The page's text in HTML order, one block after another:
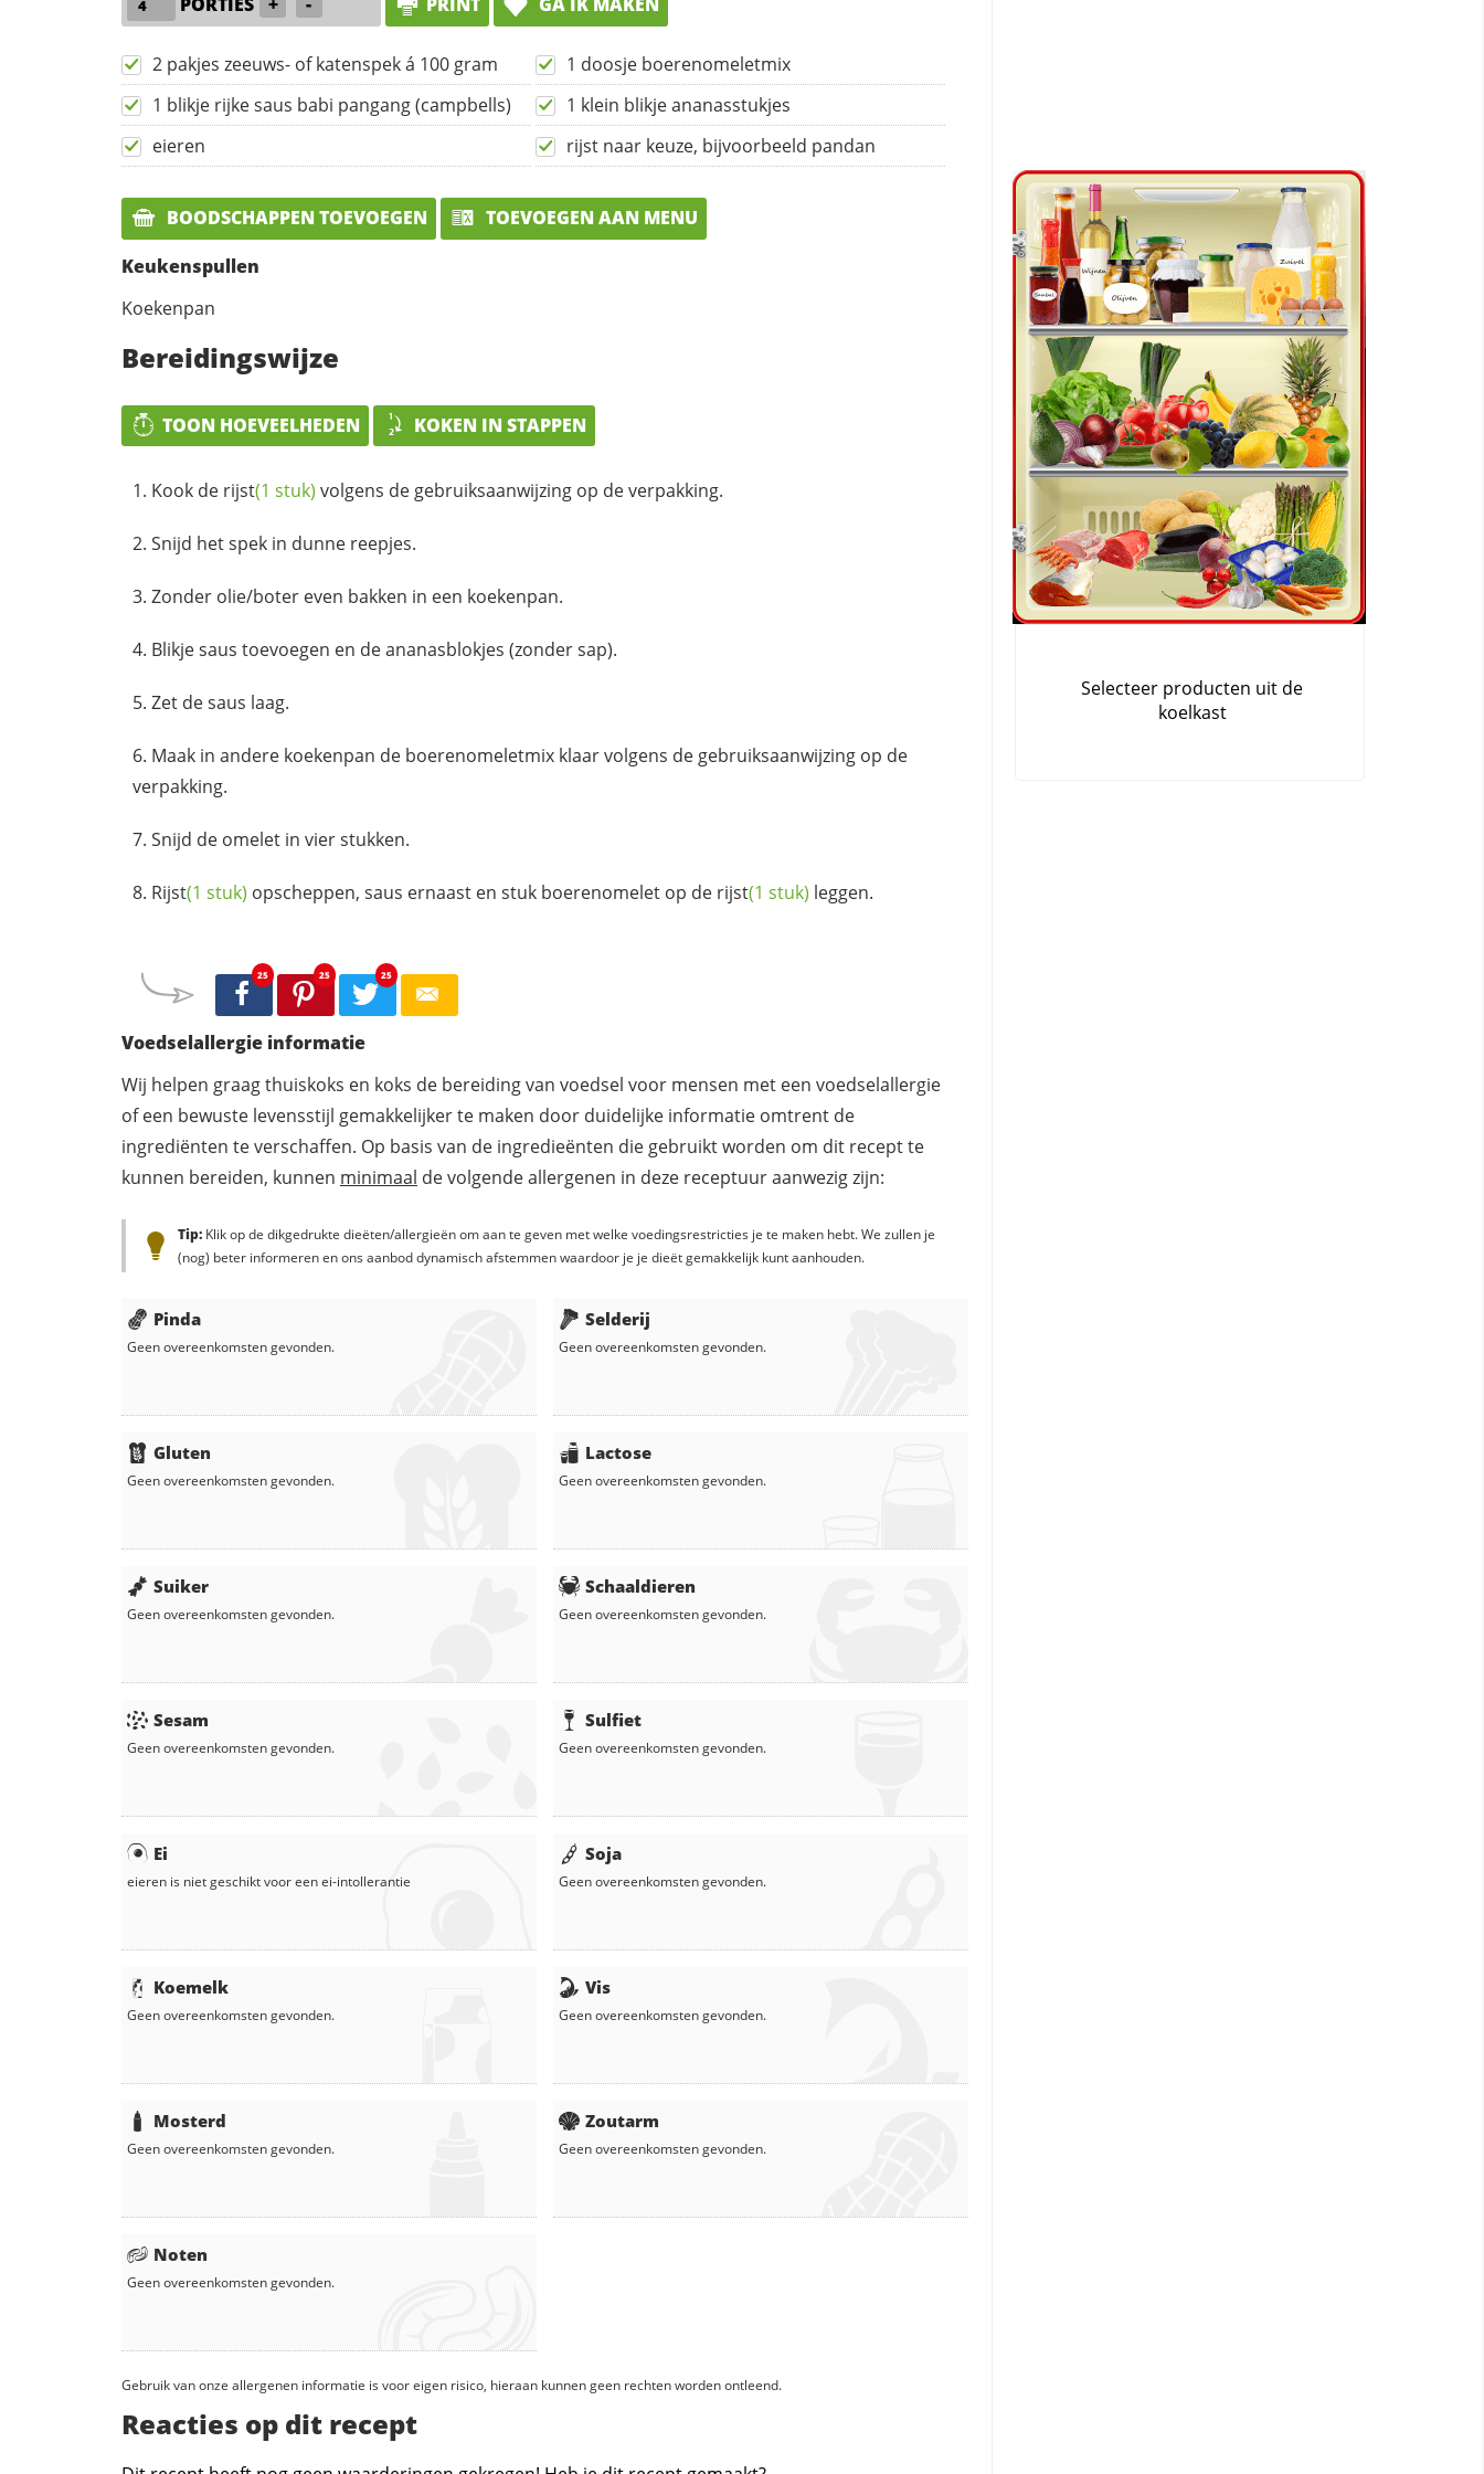
2 pakjes zeeuws- of katenspek á 100 gram
1 doosje boerenomeletmix
1 blikje rijke saus babi pangang (campbells)
1 klein blikje ananasstukjes
eieren
rijst naar keuze, bijvoorbeeld pandan
BOODSCHAPPEN TOEVOEGEN
TOEVOEGEN AAN MENU
Keukenspullen
Koekenpan
Bereidingswijze
TOON HOEVEELHEDEN KOKEN IN STAPPEN
Kook de rijst(1 stuk) volgens de gebruiksaanwijzing op de verpakking.
Snijd het spek in dunne reepjes.
Zonder olie/boter even bakken in een koekenpan.
Blikje saus toevoegen en de ananasblokjes (zonder sap).
Zet de saus laag.
Maak in andere koekenpan de boerenomeletmix klaar volgens de gebruiksaanwijzing op de
verpakking.
Snijd de omelet in vier stukken.
Rijst(1 stuk) opscheppen, saus ernaast en stuk boerenomelet op de rijst(1 stuk) leggen.
25 25 25
Voedselallergie informatie
Wij helpen graag thuiskoks en koks de bereiding van voedsel voor mensen met een voedselallergie
of een bewuste levensstijl gemakkelijker te maken door duidelijke informatie omtrent de
ingrediënten te verschaffen. Op basis van de ingredieënten die gebruikt worden om dit recept te
kunnen bereiden, kunnen minimaal de volgende allergenen in deze receptuur aanwezig zijn:
Tip: Klik op de dikgedrukte dieëten/allergieën om aan te geven met welke voedingsrestricties je te maken hebt. We zullen je
(nog) beter informeren en ons aanbod dynamisch afstemmen waardoor je je dieët gemakkelijk kunt aanhouden.
Pinda
Geen overeenkomsten gevonden.
Gluten
Geen overeenkomsten gevonden.
Suiker
Geen overeenkomsten gevonden.
Sesam
Geen overeenkomsten gevonden.
Ei
eieren is niet geschikt voor een ei-intollerantie
Koemelk
Geen overeenkomsten gevonden.
Mosterd
Geen overeenkomsten gevonden.
Noten
Geen overeenkomsten gevonden.
Selderij
Geen overeenkomsten gevonden.
Lactose
Geen overeenkomsten gevonden.
Schaaldieren
Geen overeenkomsten gevonden.
Sulfiet
Geen overeenkomsten gevonden.
Soja
Geen overeenkomsten gevonden.
Vis
Geen overeenkomsten gevonden.
Zoutarm
Geen overeenkomsten gevonden.
Gebruik van onze allergenen informatie is voor eigen risico, hieraan kunnen geen rechten worden ontleend.
Reacties op dit recept